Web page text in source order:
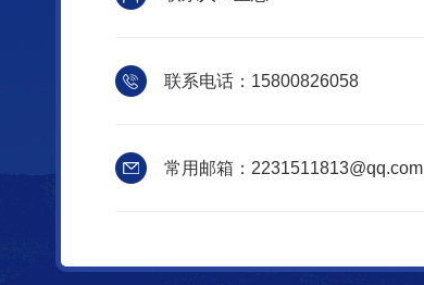
联系电话：15800826058
常用邮箱：2231511813@qq.com